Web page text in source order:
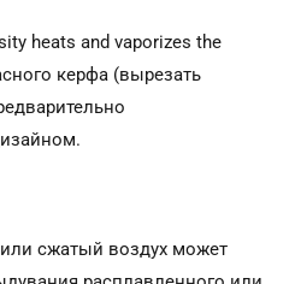
heats and vaporizes the
керфа (вырезать
или сжатый воздух может